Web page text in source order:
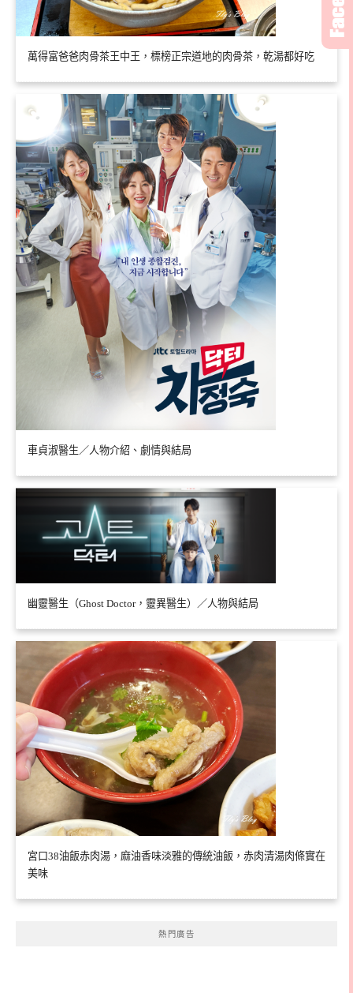
萬得富爸爸肉骨茶王中王，標榜正宗道地的肉骨茶，乾湯都好吃
車貞淑醫生／人物介紹、劇情與結局
幽靈醫生（Ghost Doctor，靈異醫生）／人物與結局
宮口38油飯赤肉湯，麻油香味淡雅的傳統油飯，赤肉清湯肉條實在
美味
熱門廣告